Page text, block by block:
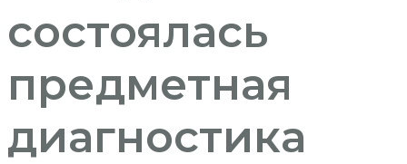
состоялась
предметная
диагностика